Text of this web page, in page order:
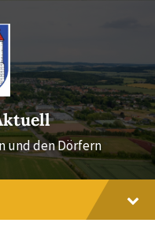
und den Dörfern